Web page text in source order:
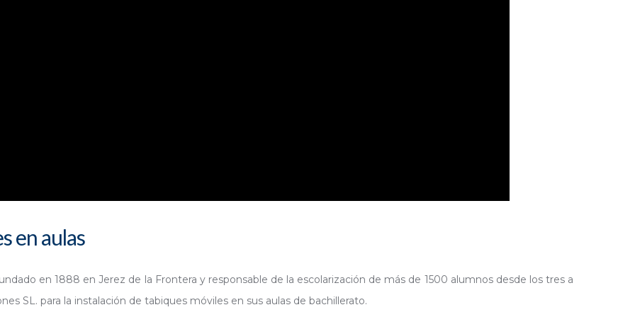
en aulas
en 1888 en Jerez de la Frontera y responsable de la escolarización de más de 1500 alumnos desde los tres a
SL. para la instalación de tabiques móviles en sus aulas de bachillerato.